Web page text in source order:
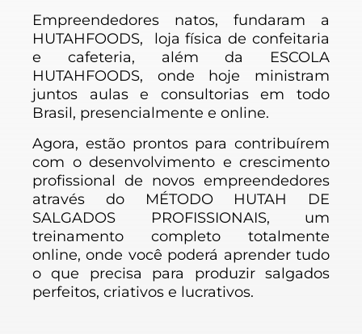
Empreendedores natos, fundaram a
HUTAHFOODS, loja física de confeitaria
e cafeteria, além da ESCOLA
HUTAHFOODS, onde hoje ministram
juntos aulas e consultorias em todo
Brasil, presencialmente e online.
Agora, estão prontos para contribuírem
com o desenvolvimento e crescimento
profissional de novos empreendedores
através do MÉTODO HUTAH DE
SALGADOS PROFISSIONAIS, um
treinamento completo totalmente
online, onde você poderá aprender tudo
o que precisa para produzir salgados
perfeitos, criativos e lucrativos.